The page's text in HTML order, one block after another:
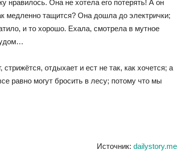
Она не хотела его потерять! А он
медленно тащится? Она дошла до электрички;
и то хорошо. Ехала, смотрела в мутное
отдыхает и ест не так, как хочется; а
равно могут бросить в лесу; потому что мы
Источник: dailystory.me